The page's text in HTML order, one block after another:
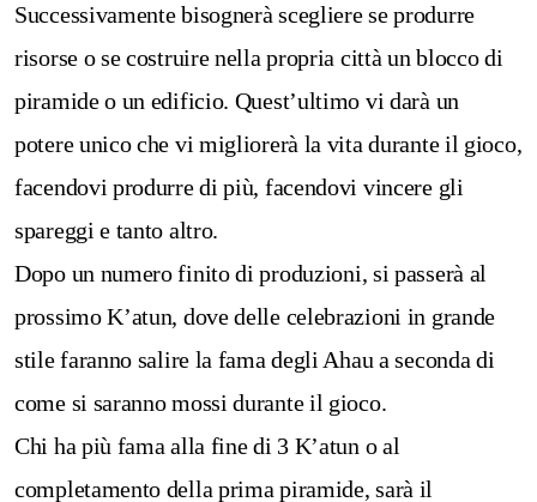
Successivamente bisognerà scegliere se produrre
risorse o se costruire nella propria città un blocco di
piramide o un edificio. Quest’ultimo vi darà un
potere unico che vi migliorerà la vita durante il gioco,
facendovi produrre di più, facendovi vincere gli
spareggi e tanto altro.
Dopo un numero finito di produzioni, si passerà al
prossimo K’atun, dove delle celebrazioni in grande
stile faranno salire la fama degli Ahau a seconda di
come si saranno mossi durante il gioco.
Chi ha più fama alla fine di 3 K’atun o al
completamento della prima piramide, sarà il